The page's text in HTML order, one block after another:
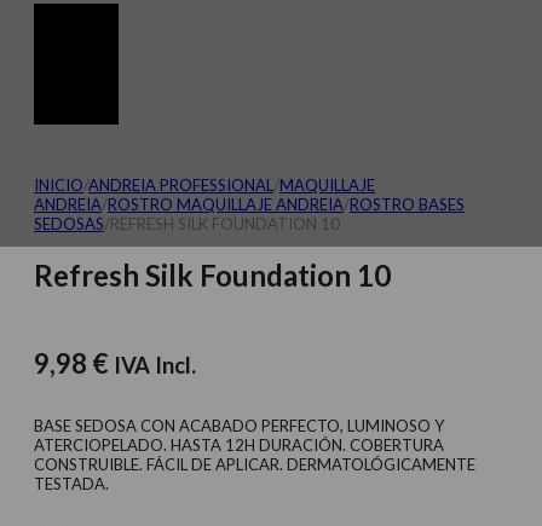
INICIO/ANDREIA PROFESSIONAL /MAQUILLAJE
ANDREIA/ROSTRO MAQUILLAJE ANDREIA/ROSTRO BASES
SEDOSAS/REFRESH SILK FOUNDATION 10
Refresh Silk Foundation 10
9,98 € IVA Incl.
BASE SEDOSA CON ACABADO PERFECTO, LUMINOSO Y
ATERCIOPELADO. HASTA 12H DURACIÓN. COBERTURA
CONSTRUIBLE. FÁCIL DE APLICAR. DERMATOLÓGICAMENTE
TESTADA.